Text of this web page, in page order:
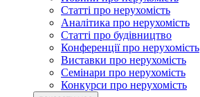
Статті про нерухомість
Аналітика про нерухомість
Статті про будівництво
Конференції про нерухомість
Виставки про нерухомість
Семінари про нерухомість
Конкурси про нерухомість